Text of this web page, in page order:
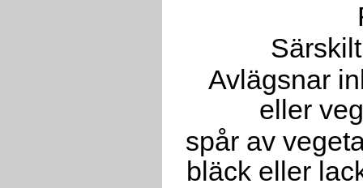
Avlägsnar
eller
spår av
bläck eller